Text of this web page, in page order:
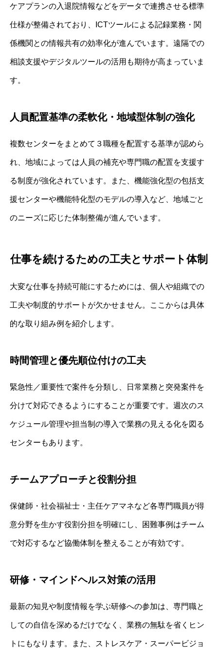
ケアプランの入退院情報などをデータで連携させる標準
仕様が整備されており、ICTツールによる記録業務・関
係機関との情報共有の効率化が進んでいます。遠隔での
相談支援やデジタルツールの活用も期待が高まっていま
す。
人員配置基準の柔軟化・地域型体制の強化
複数センターをまとめて３職種を配置する基準が認めら
れ、地域によっては人員の補充や専門職の配置を支援す
る制度が強化されています。また、機能強化型の包括支
援センターや機能特化型のモデルの導入など、地域ごと
のニーズに応じた体制整備が進んでいます。
仕事を続けるための工夫とサポート体制
大変な仕事を持続可能にするためには、個人や組織での
工夫や制度的サポートが欠かせません。ここからは具体
的な取り組み例を紹介します。
時間管理と優先順位付けの工夫
緊急性／重要性で案件を分類し、日常業務と突発案件を
分けて対応できるようにすることが重要です。週次のス
ケジュール管理や担当制の導入で業務の見える化を図る
センターもあります。
チームアプローチと役割分担
保健師・社会福祉士・主任ケアマネなど各専門職員が得
意分野を生かす役割分担を明確にし、困難事例はチーム
で対応するなど協働体制を整えることが有効です。
研修・マインドヘルス対策の活用
最新の知見や制度情報を学ぶ研修への参加は、専門職と
しての自信を深めるだけでなく、業務の無駄を省くヒン
トにもなります。また、ストレスケア・スーパービジョ